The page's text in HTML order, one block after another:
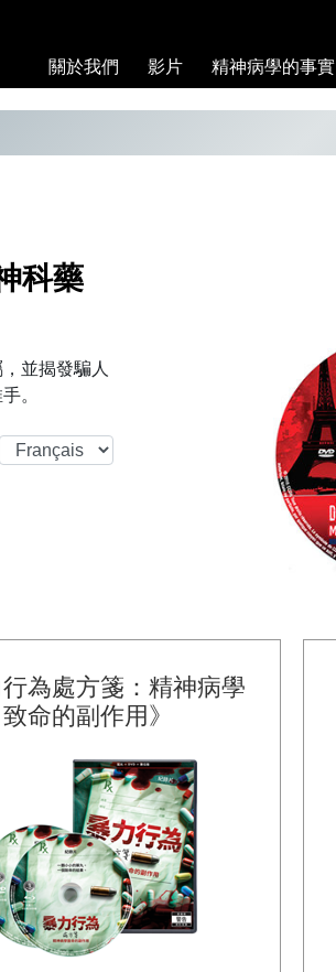
關於我們 影片 精神病學的事實
科藥
並揭發騙人
。
行為處方箋：精神病學
致命的副作用》